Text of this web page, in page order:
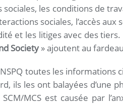
les conditions de
sociales, l’accès
et les litiges avec des
Society» ajoutent au
toutes les
ils les ont balayées d’une
MCS est causée par